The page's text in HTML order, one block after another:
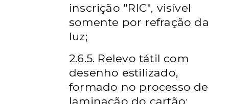
inscrição "RIC", visível
somente por refração da
luz;
2.6.5. Relevo tátil com
desenho estilizado,
formado no processo de
laminação do cartão;